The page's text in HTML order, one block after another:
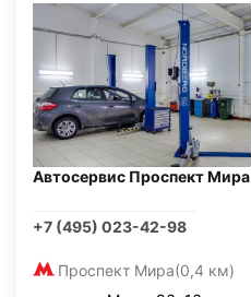
Автосервис Проспект Мира
+7 (495) 023-42-98
Проспект Мира(0,4 км)